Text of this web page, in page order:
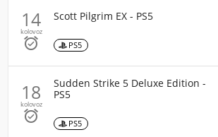
14
kolovoz

Scott Pilgrim EX - PS5
PS5
18
kolovoz

Sudden Strike 5 Deluxe Edition -
PS5
PS5